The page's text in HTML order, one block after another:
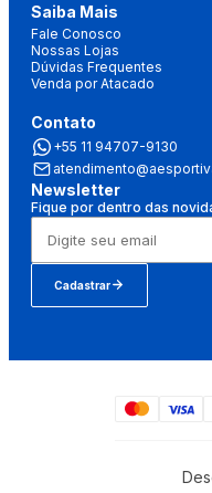
Saiba Mais
Fale Conosco
Nossas Lojas
Dúvidas Frequentes
Venda por Atacado
Contato
+55 11 94707-9130
Newsletter
Fique por dentro das
Cadastrar